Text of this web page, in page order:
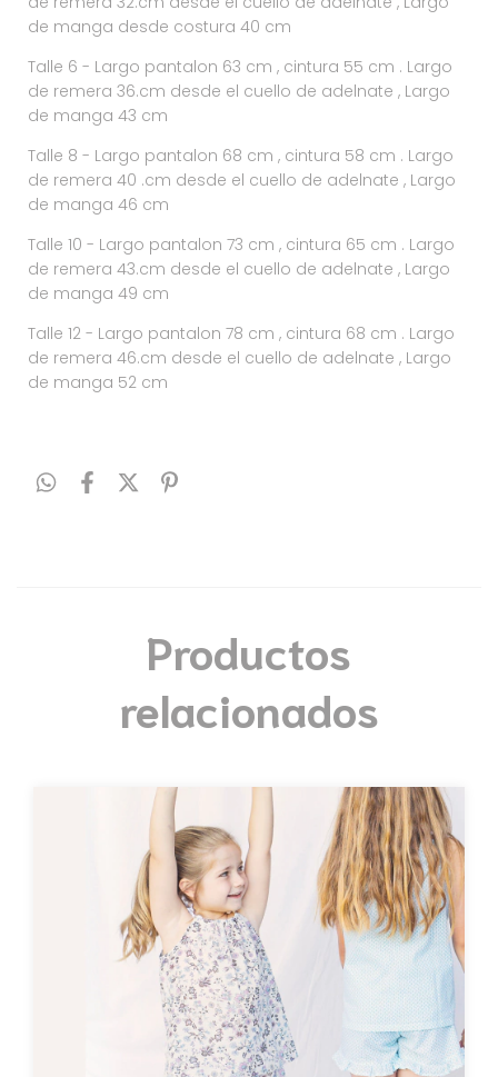
de manga desde costura 40 cm
Talle 6 - Largo pantalon 63 cm , cintura 55 cm . Largo
de remera 36.cm desde el cuello de adelnate , Largo
de manga 43 cm
Talle 8 - Largo pantalon 68 cm , cintura 58 cm . Largo
de remera 40 .cm desde el cuello de adelnate , Largo
de manga 46 cm
Talle 10 - Largo pantalon 73 cm , cintura 65 cm . Largo
de remera 43.cm desde el cuello de adelnate , Largo
de manga 49 cm
Talle 12 - Largo pantalon 78 cm , cintura 68 cm . Largo
de remera 46.cm desde el cuello de adelnate , Largo
de manga 52 cm
Productos
relacionados